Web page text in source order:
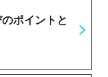
ポイントと